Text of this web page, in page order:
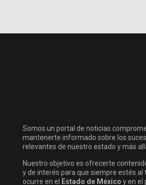
Somos un portal de noticias
mantenerte informado sobre los
relevantes de nuestro estado y más
Nuestro objetivo es ofrecerte
y de interés para que siempre estés al
ocurre en el
Estado de México y en el